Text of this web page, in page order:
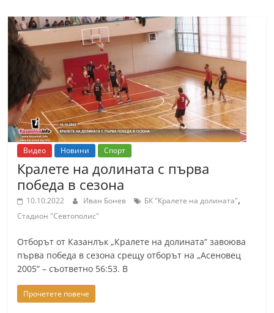
Видео Новини Спорт
Кралете на долината с първа
победа в сезона
10.10.2022 Иван Бонев БК "Кралете на долината",
Стадион "Севтополис"
Отборът от Казанлък „Кралете на долината“ завоюва
първа победа в сезона срещу отборът на „Асеновец
2005“ – съответно 56:53. В
Прочетете повече